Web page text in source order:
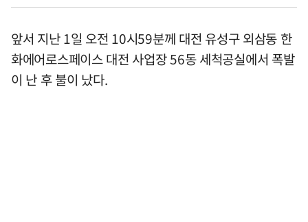
앞서 지난 1일 오전 10시59분께 대전 유성구 외삼동 한
화에어로스페이스 대전 사업장 56동 세척공실에서 폭발
이 난 후 불이 났다.